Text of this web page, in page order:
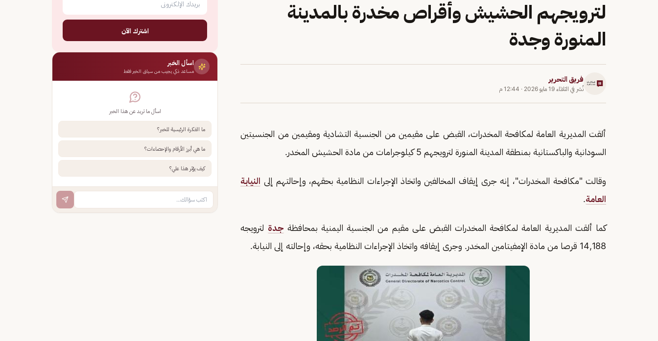
لترويجهم الحشيش وأقراص مخدرة بالمدينة
المنورة وجدة
فريق التحرير
نُشر في الثلاثاء 19 مايو 2026 · 12:44 م
ألقت المديرية العامة لمكافحة المخدرات، القبض على مقيمين من الجنسية التشادية ومقيمين من الجنسيتين
السودانية والباكستانية بمنطقة المدينة المنورة لترويجهم 5 كيلوجرامات من مادة الحشيش المخدر.
وقالت "مكافحة المخدرات"، إنه جرى إيقاف المخالفين واتخاذ الإجراءات النظامية بحقهم، وإحالتهم إلى النيابة
العامة.
كما ألقت المديرية العامة لمكافحة المخدرات القبض على مقيم من الجنسية اليمنية بمحافظة جدة لترويجه
14,188 قرصا من مادة الإمفيتامين المخدر. وجرى إيقافه واتخاذ الإجراءات النظامية بحقه، وإحالته إلى النيابة.
اشترك الآن
اسأل الخبر
مساعد ذكي يجيب من سياق الخبر فقط
اسأل ما تريد عن هذا الخبر
ما الفكرة الرئيسية للخبر؟
ما هي أبرز الأرقام والإحصاءات؟
كيف يؤثر هذا علي؟